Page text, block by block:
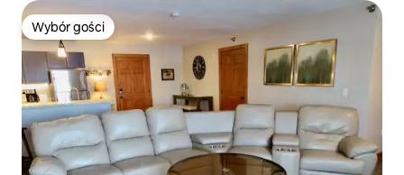
Wybór gości
Wybór gości